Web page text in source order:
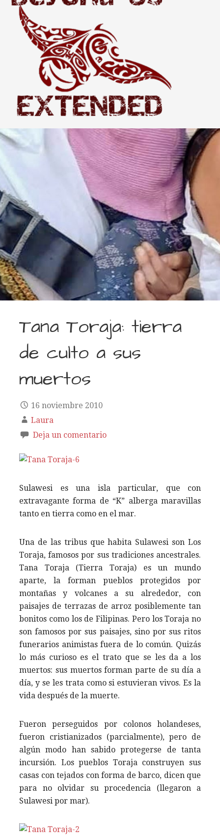
THE WORLD BEYOND US
Extended
Tana Toraja: tierra
de culto a sus
muertos
16 noviembre 2010
Laura
Deja un comentario
Sulawesi es una isla particular, que con
extravagante forma de “K” alberga maravillas
tanto en tierra como en el mar.
Una de las tribus que habita Sulawesi son Los
Toraja, famosos por sus tradiciones ancestrales.
Tana Toraja (Tierra Toraja) es un mundo
aparte, la forman pueblos protegidos por
montañas y volcanes a su alrededor, con
paisajes de terrazas de arroz posiblemente tan
bonitos como los de Filipinas. Pero los Toraja no
son famosos por sus paisajes, sino por sus ritos
funerarios animistas fuera de lo común. Quizás
lo más curioso es el trato que se les da a los
muertos: sus muertos forman parte de su día a
día, y se les trata como si estuvieran vivos. Es la
vida después de la muerte.
Fueron perseguidos por colonos holandeses,
fueron cristianizados (parcialmente), pero de
algún modo han sabido protegerse de tanta
incursión. Los pueblos Toraja construyen sus
casas con tejados con forma de barco, dicen que
para no olvidar su procedencia (llegaron a
Sulawesi por mar).